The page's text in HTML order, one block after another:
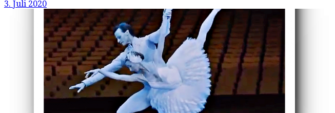
3. Juli 2020